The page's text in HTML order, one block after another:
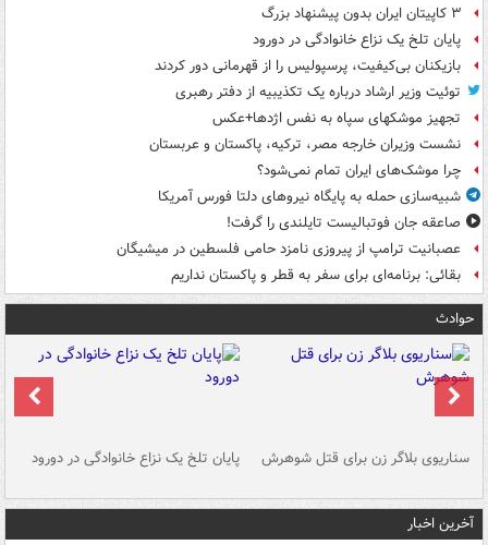
۳ کاپیتان ایران بدون پیشنهاد بزرگ
پایان تلخ یک نزاع خانوادگی در دورود
بازیکنان بی‌کیفیت، پرسپولیس را از قهرمانی دور کردند
توئیت وزیر ارشاد درباره یک تکذیبیه از دفتر رهبری
تجهیز موشکهای سپاه به نفس اژدها+عکس
نشست وزیران خارجه مصر، ترکیه، پاکستان و عربستان
چرا موشک‌های ایران تمام نمی‌شود؟
شبیه‌سازی حمله به پایگاه نیروهای دلتا فورس آمریکا
صاعقه جان فوتبالیست تایلندی را گرفت!
عصبانیت ترامپ از پیروزی نامزد حامی فلسطین در میشیگان
بقائی: برنامه‌ای برای سفر به قطر و پاکستان نداریم
حوادث
سناریوی بلاگر زن برای قتل شوهرش پایان تلخ یک نزاع خانوادگی در دورود
آخرین اخبار